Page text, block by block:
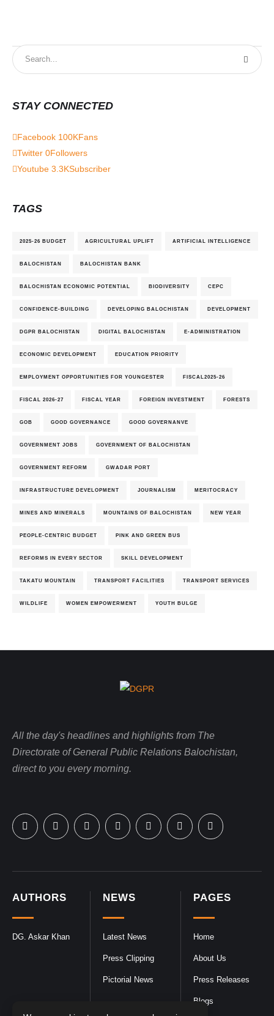
STAY CONNECTED
Facebook 100KFans
Twitter 0Followers
Youtube 3.3KSubscriber
TAGS
2025-26 BUDGET AGRICULTURAL UPLIFT ARTIFICIAL INTELLIGENCE
BALOCHISTAN BALOCHISTAN BANK
BALOCHISTAN ECONOMIC POTENTIAL BIODIVERSITY CEPC
CONFIDENCE-BUILDING DEVELOPING BALOCHISTAN DEVELOPMENT
DGPR BALOCHISTAN DIGITAL BALOCHISTAN E-ADMINISTRATION
ECONOMIC DEVELOPMENT EDUCATION PRIORITY
EMPLOYMENT OPPORTUNITIES FOR YOUNGESTER FISCAL2025-26
FISCAL 2026-27 FISCAL YEAR FOREIGN INVESTMENT FORESTS
GOB GOOD GOVERNANCE GOOD GOVERNANVE
GOVERNMENT JOBS GOVERNMENT OF BALOCHISTAN
GOVERNMENT REFORM GWADAR PORT
INFRASTRUCTURE DEVELOPMENT JOURNALISM MERITOCRACY
MINES AND MINERALS MOUNTAINS OF BALOCHISTAN NEW YEAR
PEOPLE-CENTRIC BUDGET PINK AND GREEN BUS
REFORMS IN EVERY SECTOR SKILL DEVELOPMENT
TAKATU MOUNTAIN TRANSPORT FACILITIES TRANSPORT SERVICES
WILDLIFE WOMEN EMPOWERMENT YOUTH BULGE
PAGES
Home
About Us
Press Releases
Blogs
NEWS
Latest News
Press Clipping
Pictorial News
AUTHORS
DG. Askar Khan
All the day's headlines and highlights from The
Directorate of General Public Relations Balochistan,
direct to you every morning.